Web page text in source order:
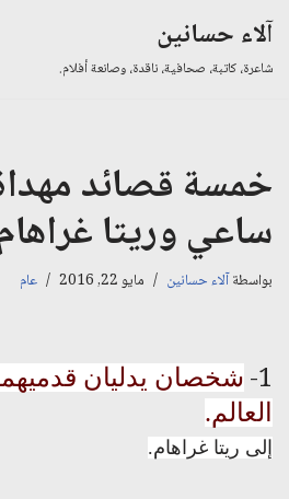
تخطى
آلاء حسانين
شاعرة، كاتبة، صحافية، ناقدة، وصانعة أفلام.
خمسة قصائد
ساعي وريتا
بواسطةآلاء حسانين مايو 22, 2016 عام
1- شخصان يدليان
العالم.
إلى ريتا غراهام.